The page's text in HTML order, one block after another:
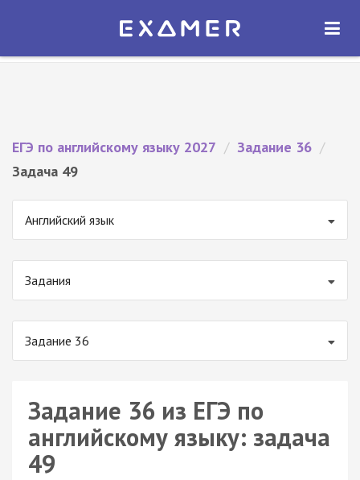
Экзамер — ЕГЭ 2027
ОТКРЫТЬ
ЕГЭ по английскому языку 2027 / Задание 36 /
Задача 49
Английский язык
Задания
Задание 36
Задание 36 из ЕГЭ по
английскому языку: задача
49